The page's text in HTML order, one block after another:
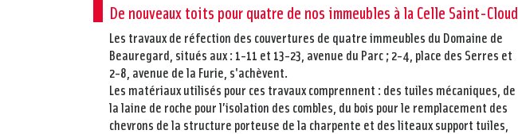
De nouveaux toits pour quatre de nos immeubles à la Celle Saint-Cloud
Les travaux de réfection des couvertures de quatre immeubles du Domaine de
Beauregard, situés aux : 1-11 et 13-23, avenue du Parc ; 2-4, place des Serres et
2-8, avenue de la Furie, s'achèvent.
Les matériaux utilisés pour ces travaux comprennent : des tuiles mécaniques, de
la laine de roche pour l’isolation des combles, du bois pour le remplacement des
chevrons de la structure porteuse de la charpente et des liteaux support tuiles,